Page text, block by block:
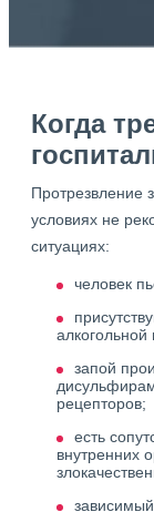
Когда
Протрезвление
условиях не
ситуациях:
человек
алкогольной
запой
рецепторов;
есть
внутренних